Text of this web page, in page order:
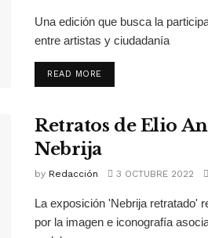
Una edición que busca la
entre artistas y ciudadanía
READ MORE
Retratos de Elio
Nebrija
by Redacción 3 OCTUBRE 2022
La exposición 'Nebrija retratado'
por la imagen e iconografía